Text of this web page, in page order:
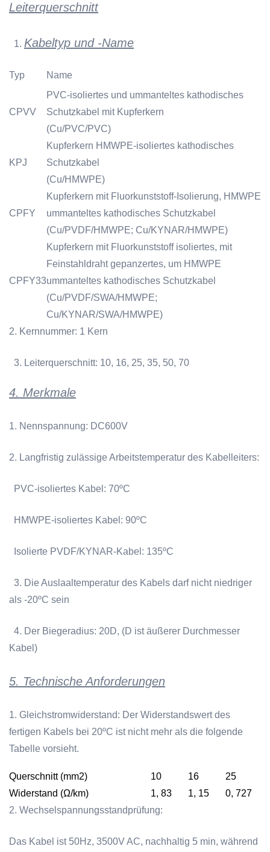
Leiterquerschnitt
1. Kabeltyp und -Name
Typ Name
CPVV
PVC-isoliertes und ummanteltes kathodisches
Schutzkabel mit Kupferkern
(Cu/PVC/PVC)
KPJ
Kupferkern HMWPE-isoliertes kathodisches
Schutzkabel
(Cu/HMWPE)
CPFY
Kupferkern mit Fluorkunststoff-Isolierung, HMWPE
ummanteltes kathodisches Schutzkabel
(Cu/PVDF/HMWPE; Cu/KYNAR/HMWPE)
CPFY33
Kupferkern mit Fluorkunststoff isoliertes, mit
Feinstahldraht gepanzertes, um HMWPE
ummanteltes kathodisches Schutzkabel
(Cu/PVDF/SWA/HMWPE;
Cu/KYNAR/SWA/HMWPE)
2. Kernnummer: 1 Kern
3. Leiterquerschnitt: 10, 16, 25, 35, 50, 70
4. Merkmale
1. Nennspannung: DC600V
2. Langfristig zulässige Arbeitstemperatur des Kabelleiters:
PVC-isoliertes Kabel: 70ºC
HMWPE-isoliertes Kabel: 90ºC
Isolierte PVDF/KYNAR-Kabel: 135ºC
3. Die Auslaaltemperatur des Kabels darf nicht niedriger
als -20ºC sein
4. Der Biegeradius: 20D, (D ist äußerer Durchmesser
Kabel)
5. Technische Anforderungen
1. Gleichstromwiderstand: Der Widerstandswert des
fertigen Kabels bei 20ºC ist nicht mehr als die folgende
Tabelle vorsieht.
Querschnitt(mm2) 10 16
25
Widerstand (Ω/km) 1, 83 1, 15
0, 727
2. Wechselspannungsstandprüfung:
Das Kabel ist 50Hz, 3500V AC, nachhaltig 5 min, während